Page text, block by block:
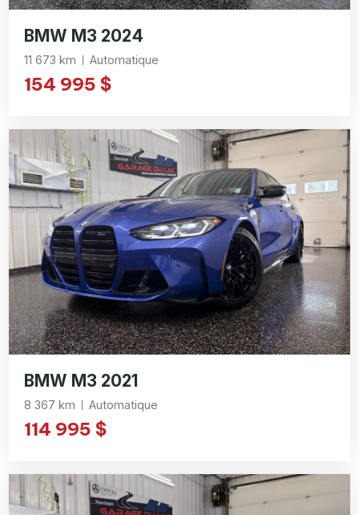
BMW M3 2024
11 673 km Automatique
154 995 $
BMW M3 2021
8 367 km Automatique
114 995 $